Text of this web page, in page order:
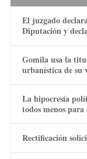
El juzgado
Diputación y
Gomila usa la
urbanística de
La hipocresía
todos menos para
Rectificación